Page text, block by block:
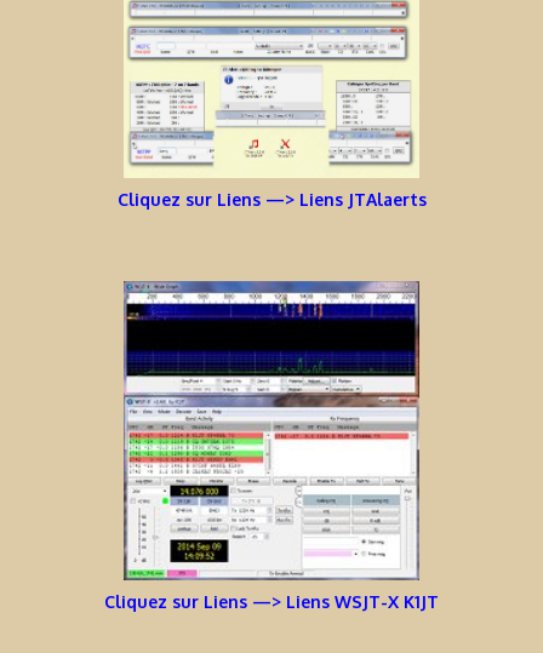
Cliquez sur Liens —> Liens JTAlaerts
Cliquez sur Liens —> Liens WSJT-X K1JT